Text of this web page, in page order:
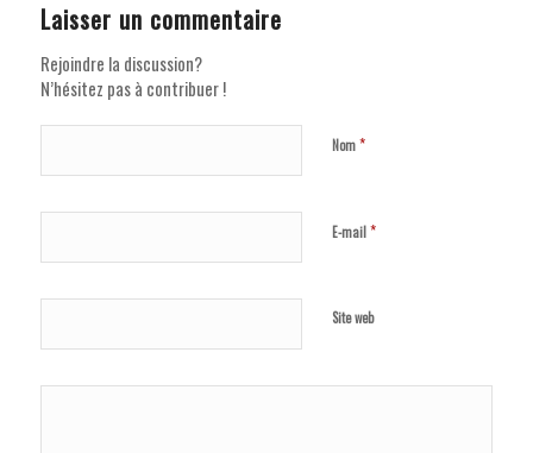
Laisser un commentaire
Rejoindre la discussion?
N’hésitez pas à contribuer !
Nom*
E-mail*
Site web